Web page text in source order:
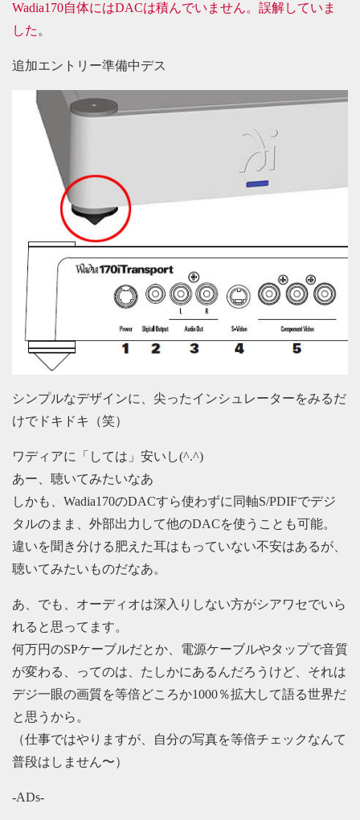
Wadia170自体にはDACは積んでいません。誤解していま
した 。
追加エントリー準備中デス
シンプルなデザインに、尖ったインシュレーターをみるだ
けでドキドキ（笑）
ワディアに「しては」安いし(^.^)
あー、聴いてみたいなあ
しかも、Wadia170のDACすら使わずに同軸S/PDIFでデジ
タルのまま、外部出力して他のDACを使うことも可能。
違いを聞き分ける肥えた耳はもっていない不安はあるが、
聴いてみたいものだなあ。
あ、でも、オーディオは深入りしない方がシアワセでいら
れると思ってます。
何万円のSPケーブルだとか、電源ケーブルやタップで音質
が変わる、ってのは、たしかにあるんだろうけど、それは
デジ一眼の画質を等倍どころか1000％拡大して語る世界だ
と思うから。
（仕事ではやりますが、自分の写真を等倍チェックなんて
普段はしません〜）
-ADs-